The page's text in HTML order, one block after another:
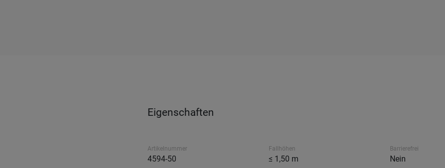
Eigenschaften
Artikelnummer
4594-50
Fallhöhen
≤ 1,50 m
Barrierefrei
Nein